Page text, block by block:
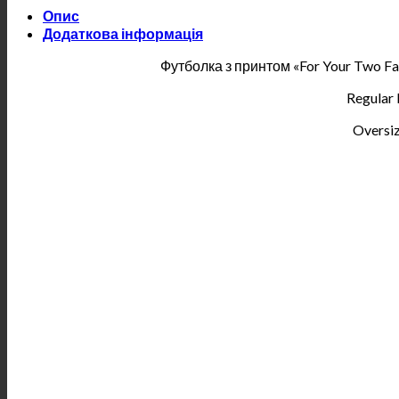
Опис
Додаткова інформація
Футболка з принтом «For Your Two
Regular